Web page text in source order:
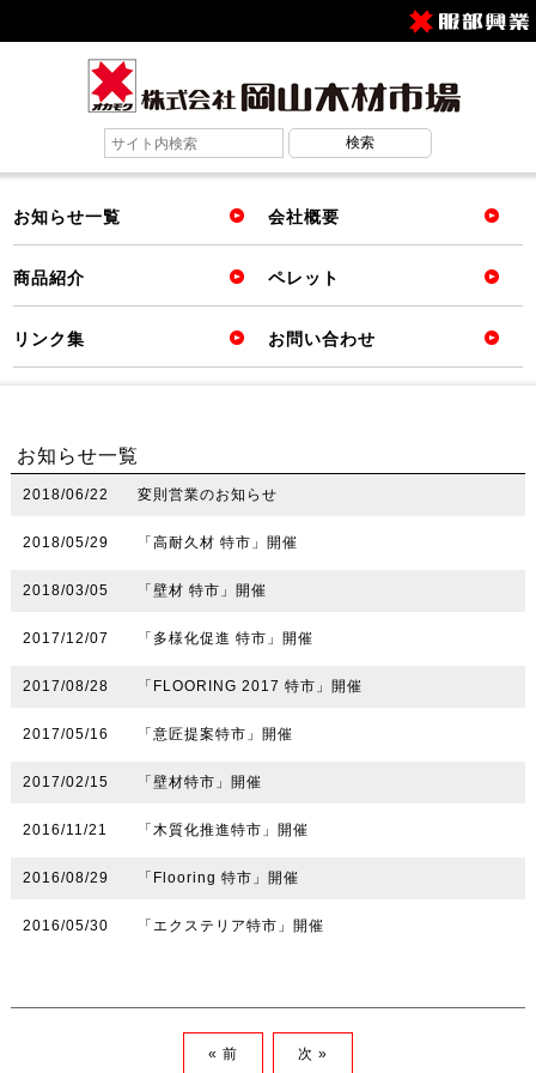
お知らせ一覧 会社概要
商品紹介 ペレット
リンク集 お問い合わせ
お知らせ一覧
2018/06/22 変則営業のお知らせ
2018/05/29 「高耐久材 特市」開催
2018/03/05 「壁材 特市」開催
2017/12/07 「多様化促進 特市」開催
2017/08/28 「FLOORING 2017 特市」開催
2017/05/16 「意匠提案特市」開催
2017/02/15 「壁材特市」開催
2016/11/21 「木質化推進特市」開催
2016/08/29 「Flooring 特市」開催
2016/05/30 「エクステリア特市」開催
« 前 次 »